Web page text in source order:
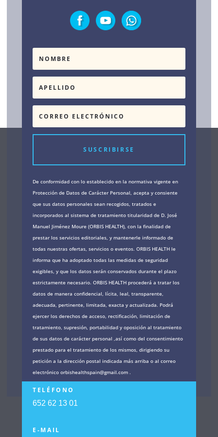
SUSCRIBIRSE
De conformidad con lo establecido en la normativa vigente en
Protección de Datos de Carácter Personal, acepta y consiente
que sus datos personales sean recogidos, tratados e
incorporados al sistema de tratamiento titularidad de D. José
Manuel Jiménez Moure (ORBIS HEALTH), con la finalidad de
prestar los servicios editoriales, y mantenerle informado de
todas nuestras ofertas, servicios o eventos. ORBIS HEALTH le
informa que ha adoptado todas las medidas de seguridad
exigibles, y que los datos serán conservados durante el plazo
estrictamente necesario. ORBIS HEALTH procederá a tratar los
datos de manera confidencial, lícita, leal, transparente,
adecuada, pertinente, limitada, exacta y actualizada. Podrá
ejercer los derechos de acceso, rectificación, limitación de
tratamiento, supresión, portabilidad y oposición al tratamiento
de sus datos de carácter personal ,así como del consentimiento
prestado para el tratamiento de los mismos, dirigiendo su
petición a la dirección postal indicada más arriba o al correo
electrónico orbishealthspain@gmail.com .
TELÉFONO
652 62 13 01
E-MAIL